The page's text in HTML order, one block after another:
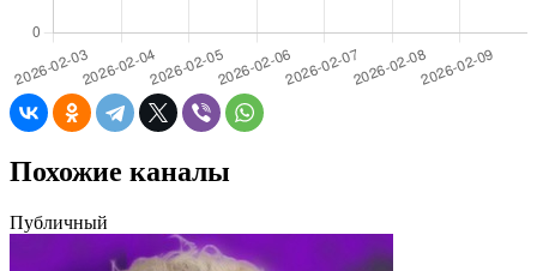
Похожие каналы
Публичный